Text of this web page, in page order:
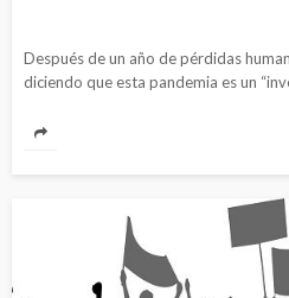
Después de un año de pérdidas
diciendo que esta pandemia es un